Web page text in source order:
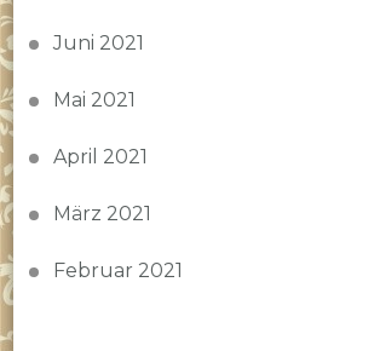
Juni 2021
Mai 2021
April 2021
März 2021
Februar 2021